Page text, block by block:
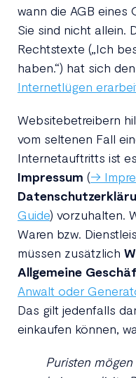
wann die AGB eines
Sie sind nicht allein.
Rechtstexte („Ich
haben.“) hat sich den
Internetlügen
Websitebetreibern
vom seltenen Fall
Internetauftritts ist
Impressum (→
Guide) vorzuhalten.
Waren bzw.
müssen zusätzlich
Allgemeine
Anwalt oder
Das gilt jedenfalls
einkaufen können,
Puristen